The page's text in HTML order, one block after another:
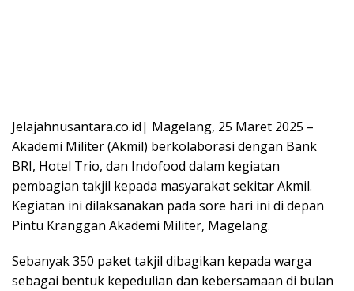
Jelajahnusantara.co.id| Magelang, 25 Maret 2025 –
Akademi Militer (Akmil) berkolaborasi dengan Bank
BRI, Hotel Trio, dan Indofood dalam kegiatan
pembagian takjil kepada masyarakat sekitar Akmil.
Kegiatan ini dilaksanakan pada sore hari ini di depan
Pintu Kranggan Akademi Militer, Magelang.
Sebanyak 350 paket takjil dibagikan kepada warga
sebagai bentuk kepedulian dan kebersamaan di bulan